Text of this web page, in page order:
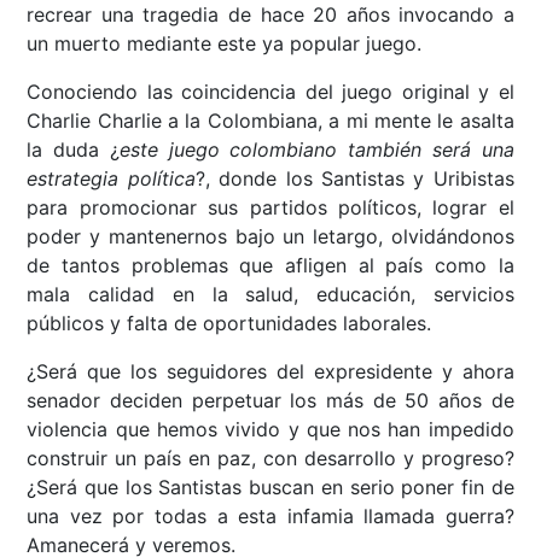
recrear una tragedia de hace 20 años invocando a
un muerto mediante este ya popular juego.
Conociendo las coincidencia del juego original y el
Charlie Charlie a la Colombiana, a mi mente le asalta
la duda ¿este juego colombiano también será una
estrategia política?, donde los Santistas y Uribistas
para promocionar sus partidos políticos, lograr el
poder y mantenernos bajo un letargo, olvidándonos
de tantos problemas que afligen al país como la
mala calidad en la salud, educación, servicios
públicos y falta de oportunidades laborales.
¿Será que los seguidores del expresidente y ahora
senador deciden perpetuar los más de 50 años de
violencia que hemos vivido y que nos han impedido
construir un país en paz, con desarrollo y progreso?
¿Será que los Santistas buscan en serio poner fin de
una vez por todas a esta infamia llamada guerra?
Amanecerá y veremos.